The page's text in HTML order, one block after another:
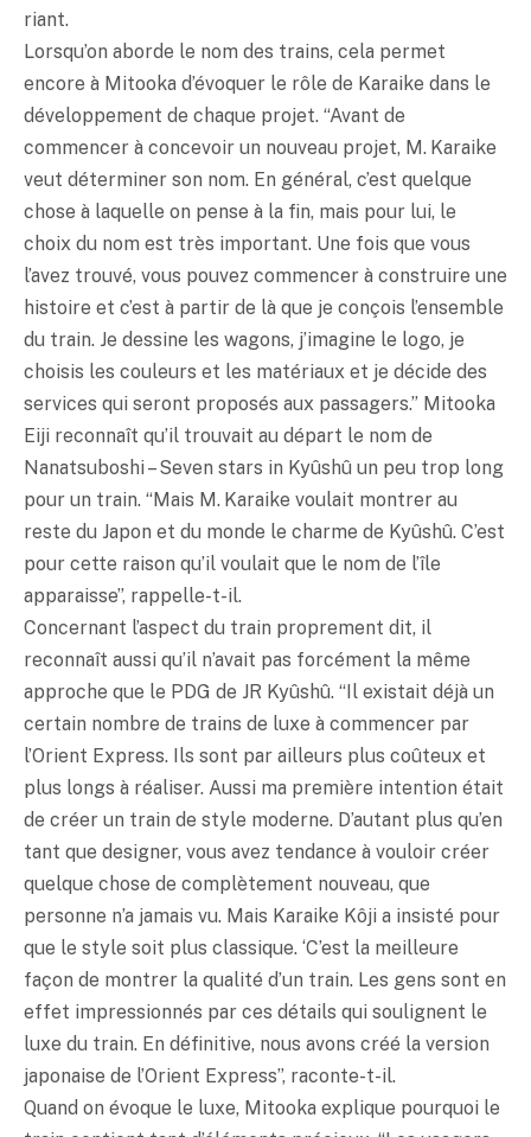
riant.
Lorsqu’on aborde le nom des trains, cela permet
encore à Mitooka d’évoquer le rôle de Karaike dans le
développement de chaque projet. “Avant de
commencer à concevoir un nouveau projet, M. Karaike
veut déterminer son nom. En général, c’est quelque
chose à laquelle on pense à la fin, mais pour lui, le
choix du nom est très important. Une fois que vous
l’avez trouvé, vous pouvez commencer à construire une
histoire et c’est à partir de là que je conçois l’ensemble
du train. Je dessine les wagons, j’imagine le logo, je
choisis les couleurs et les matériaux et je décide des
services qui seront proposés aux passagers.” Mitooka
Eiji reconnaît qu’il trouvait au départ le nom de
Nanatsuboshi – Seven stars in Kyûshû un peu trop long
pour un train. “Mais M. Karaike voulait montrer au
reste du Japon et du monde le charme de Kyûshû. C’est
pour cette raison qu’il voulait que le nom de l’île
apparaisse”, rappelle-t-il.
Concernant l’aspect du train proprement dit, il
reconnaît aussi qu’il n’avait pas forcément la même
approche que le PDG de JR Kyûshû. “Il existait déjà un
certain nombre de trains de luxe à commencer par
l’Orient Express. Ils sont par ailleurs plus coûteux et
plus longs à réaliser. Aussi ma première intention était
de créer un train de style moderne. D’autant plus qu’en
tant que designer, vous avez tendance à vouloir créer
quelque chose de complètement nouveau, que
personne n’a jamais vu. Mais Karaike Kôji a insisté pour
que le style soit plus classique. ‘C’est la meilleure
façon de montrer la qualité d’un train. Les gens sont en
effet impressionnés par ces détails qui soulignent le
luxe du train. En définitive, nous avons créé la version
japonaise de l’Orient Express”, raconte-t-il.
Quand on évoque le luxe, Mitooka explique pourquoi le